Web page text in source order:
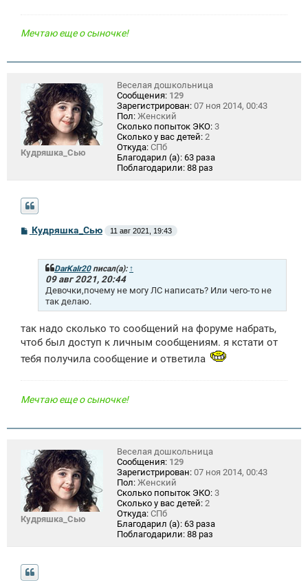
Мечтаю еще о сыночке!
Кудряшка_Сью
Веселая дошкольница
Сообщения: 129
Зарегистрирован: 07 ноя 2014, 00:43
Пол: Женский
Сколько попыток ЭКО: 3
Сколько у вас детей: 2
Откуда: СПб
Благодарил (а): 63 раза
Поблагодарили: 88 раз
СКудряшка_Сью 11 авг 2021, 19:43
DarKaIr20писал(а): ↑
09 авг 2021, 20:44
Девочки,почему не могу ЛС написать? Или чего-то не
так делаю.
так надо сколько то сообщений на форуме набрать,
чтоб был доступ к личным сообщениям. я кстати от
тебя получила сообщение и ответила
Мечтаю еще о сыночке!
Кудряшка_Сью
Веселая дошкольница
Сообщения: 129
Зарегистрирован: 07 ноя 2014, 00:43
Пол: Женский
Сколько попыток ЭКО: 3
Сколько у вас детей: 2
Откуда: СПб
Благодарил (а): 63 раза
Поблагодарили: 88 раз